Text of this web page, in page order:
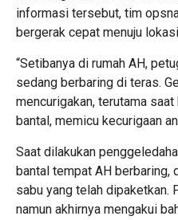
informasi tersebut, tim
bergerak cepat menuju
“Setibanya di rumah AH,
sedang berbaring di teras.
mencurigakan, terutama
bantal, memicu kecurigaan
Saat dilakukan
bantal tempat AH
sabu yang telah dipaketkan.
namun akhirnya mengakui